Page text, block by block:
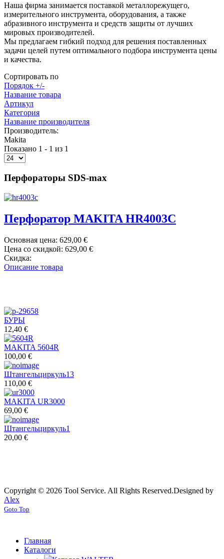
Наша фирма занимается поставкой металлорежущего,
измерительного инструмента, оборудования, а также
абразивного инструмента и средств защиты от лучших
мировых производителей.
Мы предлагаем гибкий подход для решения поставленных
задачи целей путем оптимального подбора инструмента цены
и качества.
Сортировать по
Порядок +/-
Название товара
Артикул
Категория
Название производителя
Производитель:
Makita
Показано 1 - 1 из 1
Перфораторы SDS-max
Перфоратор MAKITA HR4003C
Основная цена: 629,00 €
Цена со скидкой: 629,00 €
Скидка:
Описание товара
БУРЫ
12,40 €
MAKITA 5604R
100,00 €
Штангельциркуль13
110,00 €
MAKITA UR3000
69,00 €
Штангельциркуль1
20,00 €
Copyright © 2026 Tool Service. All Rights Reserved.Designed by
Alex
Goto Top
Главная
Каталоги